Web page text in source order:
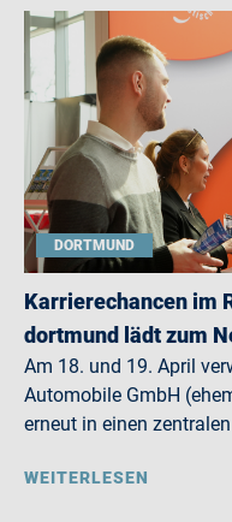
DORTMUND
Karrierechancen im
dortmund lädt zum
Am 18. und 19. April
Automobile GmbH
erneut in einen
WEITERLESEN